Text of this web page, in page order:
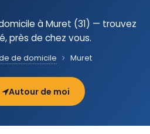
à Muret (31) — trouvez
près de chez vous.
de domicile Muret
Autour de moi